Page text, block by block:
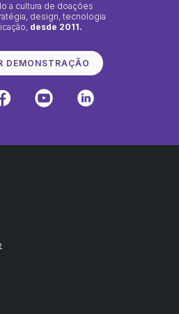
a cultura de doações
design, tecnologia
desde 2011.
DEMONSTRAÇÃO